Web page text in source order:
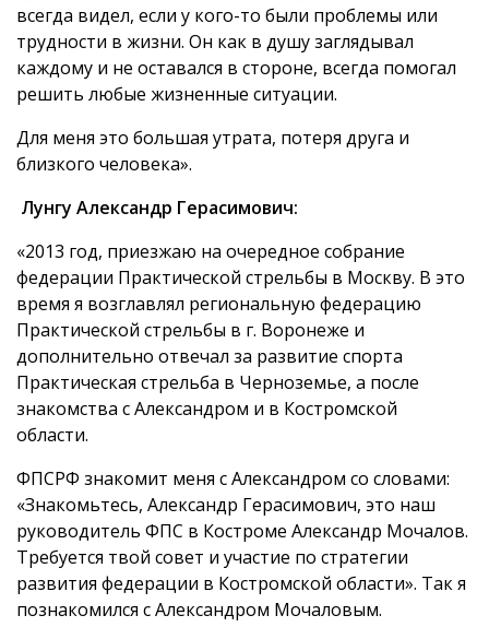
всегда видел, если у кого-то были проблемы или
трудности в жизни. Он как в душу заглядывал
каждому и не оставался в стороне, всегда помогал
решить любые жизненные ситуации.
Для меня это большая утрата, потеря друга и
близкого человека».
Лунгу Александр Герасимович:
«2013 год, приезжаю на очередное собрание
федерации Практической стрельбы в Москву. В это
время я возглавлял региональную федерацию
Практической стрельбы в г. Воронеже и
дополнительно отвечал за развитие спорта
Практическая стрельба в Черноземье, а после
знакомства с Александром и в Костромской
области.
ФПСРФ знакомит меня с Александром со словами:
«Знакомьтесь, Александр Герасимович, это наш
руководитель ФПС в Костроме Александр Мочалов.
Требуется твой совет и участие по стратегии
развития федерации в Костромской области». Так я
познакомился с Александром Мочаловым.